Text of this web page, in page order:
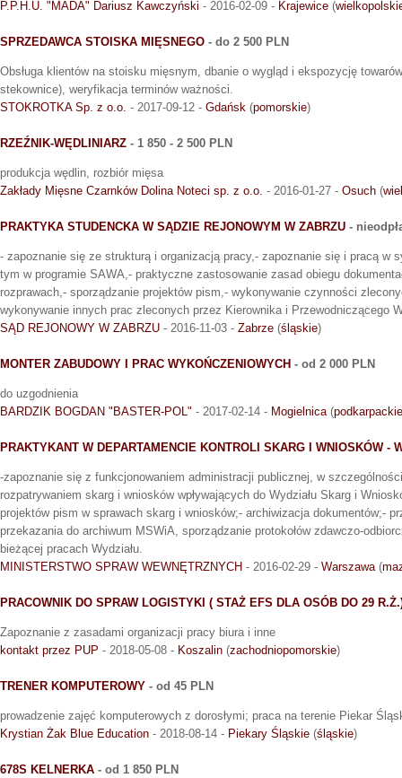
P.P.H.U. "MADA" Dariusz Kawczyński - 2016-02-09 - Krajewice (
SPRZEDAWCA STOISKA MIĘSNEGO - do 2 500 PLN
Obsługa klientów na stoisku mięsnym, dbanie o wygląd i ekspozycję
stekownice), weryfikacja terminów ważności.
STOKROTKA Sp. z o.o. - 2017-09-12 - Gdańsk (pomorskie)
RZEŹNIK-WĘDLINIARZ - 1 850 - 2 500 PLN
produkcja wędlin, rozbiór mięsa
Zakłady Mięsne Czarnków Dolina Noteci sp. z o.o. - 2016-01-27 - Osuch (
PRAKTYKA STUDENCKA W SĄDZIE REJONOWYM W ZABRZU -
- zapoznanie się ze strukturą i organizacją pracy,- zapoznanie się i pracą w
tym w programie SAWA,- praktyczne zastosowanie zasad obiegu
rozprawach,- sporządzanie projektów pism,- wykonywanie czynności
wykonywanie innych prac zleconych przez Kierownika i Przewodniczącego
SĄD REJONOWY W ZABRZU - 2016-11-03 - Zabrze (śląskie)
MONTER ZABUDOWY I PRAC WYKOŃCZENIOWYCH - od 2 000 PLN
do uzgodnienia
BARDZIK BOGDAN "BASTER-POL" - 2017-02-14 - Mogielnica(podkarpackie
PRAKTYKANT W DEPARTAMENCIE KONTROLI SKARG I WNIOSKÓW -
-zapoznanie się z funkcjonowaniem administracji publicznej, w
rozpatrywaniem skarg i wniosków wpływających do Wydziału Skarg i
projektów pism w sprawach skarg i wniosków;- archiwizacja dokumentów;-
przekazania do archiwum MSWiA, sporządzanie protokołów zdawczo-
bieżącej pracach Wydziału.
MINISTERSTWO SPRAW WEWNĘTRZNYCH - 2016-02-29 - Warszawa(
PRACOWNIK DO SPRAW LOGISTYKI ( STAŻ EFS DLA OSÓB DO 29
Zapoznanie z zasadami organizacji pracy biura i inne
kontakt przez PUP - 2018-05-08 - Koszalin (zachodniopomorskie)
TRENER KOMPUTEROWY - od 45 PLN
prowadzenie zajęć komputerowych z dorosłymi; praca na terenie Piekar
Krystian Żak Blue Education - 2018-08-14 - Piekary Śląskie (śląskie)
678S KELNERKA - od 1 850 PLN